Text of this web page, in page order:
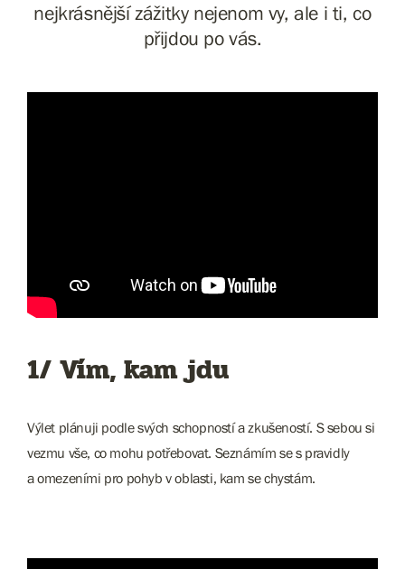
nejkrásnější zážitky nejenom vy, ale i ti, co
přijdou po vás.
1/ Vím, kam jdu
Výlet plánuji podle svých schopností a zkušeností. S sebou si
vezmu vše, co mohu potřebovat. Seznámím se s pravidly
a omezeními pro pohyb v oblasti, kam se chystám.